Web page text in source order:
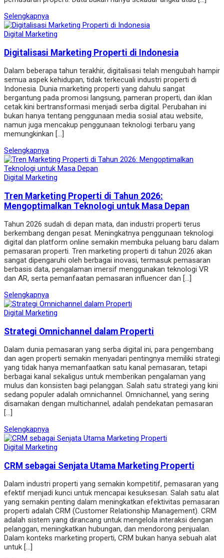
Selengkapnya
Digital Marketing
Digitalisasi Marketing Properti di Indonesia
Dalam beberapa tahun terakhir, digitalisasi telah mengubah hampir
semua aspek kehidupan, tidak terkecuali industri properti di
Indonesia. Dunia marketing properti yang dahulu sangat
bergantung pada promosi langsung, pameran properti, dan iklan
cetak kini bertransformasi menjadi serba digital. Perubahan ini
bukan hanya tentang penggunaan media sosial atau website,
namun juga mencakup penggunaan teknologi terbaru yang
memungkinkan […]
Selengkapnya
Digital Marketing
Tren Marketing Properti di Tahun 2026:
Mengoptimalkan Teknologi untuk Masa Depan
Tahun 2026 sudah di depan mata, dan industri properti terus
berkembang dengan pesat. Meningkatnya penggunaan teknologi
digital dan platform online semakin membuka peluang baru dalam
pemasaran properti. Tren marketing properti di tahun 2026 akan
sangat dipengaruhi oleh berbagai inovasi, termasuk pemasaran
berbasis data, pengalaman imersif menggunakan teknologi VR
dan AR, serta pemanfaatan pemasaran influencer dan […]
Selengkapnya
Digital Marketing
Strategi Omnichannel dalam Properti
Dalam dunia pemasaran yang serba digital ini, para pengembang
dan agen properti semakin menyadari pentingnya memiliki strategi
yang tidak hanya memanfaatkan satu kanal pemasaran, tetapi
berbagai kanal sekaligus untuk memberikan pengalaman yang
mulus dan konsisten bagi pelanggan. Salah satu strategi yang kini
sedang populer adalah omnichannel. Omnichannel, yang sering
disamakan dengan multichannel, adalah pendekatan pemasaran
[…]
Selengkapnya
Digital Marketing
CRM sebagai Senjata Utama Marketing Properti
Dalam industri properti yang semakin kompetitif, pemasaran yang
efektif menjadi kunci untuk mencapai kesuksesan. Salah satu alat
yang semakin penting dalam meningkatkan efektivitas pemasaran
properti adalah CRM (Customer Relationship Management). CRM
adalah sistem yang dirancang untuk mengelola interaksi dengan
pelanggan, meningkatkan hubungan, dan mendorong penjualan.
Dalam konteks marketing properti, CRM bukan hanya sebuah alat
untuk […]